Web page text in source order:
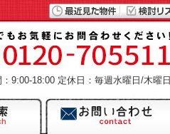
9:00-18:00 定休日：毎週水曜日/木曜日